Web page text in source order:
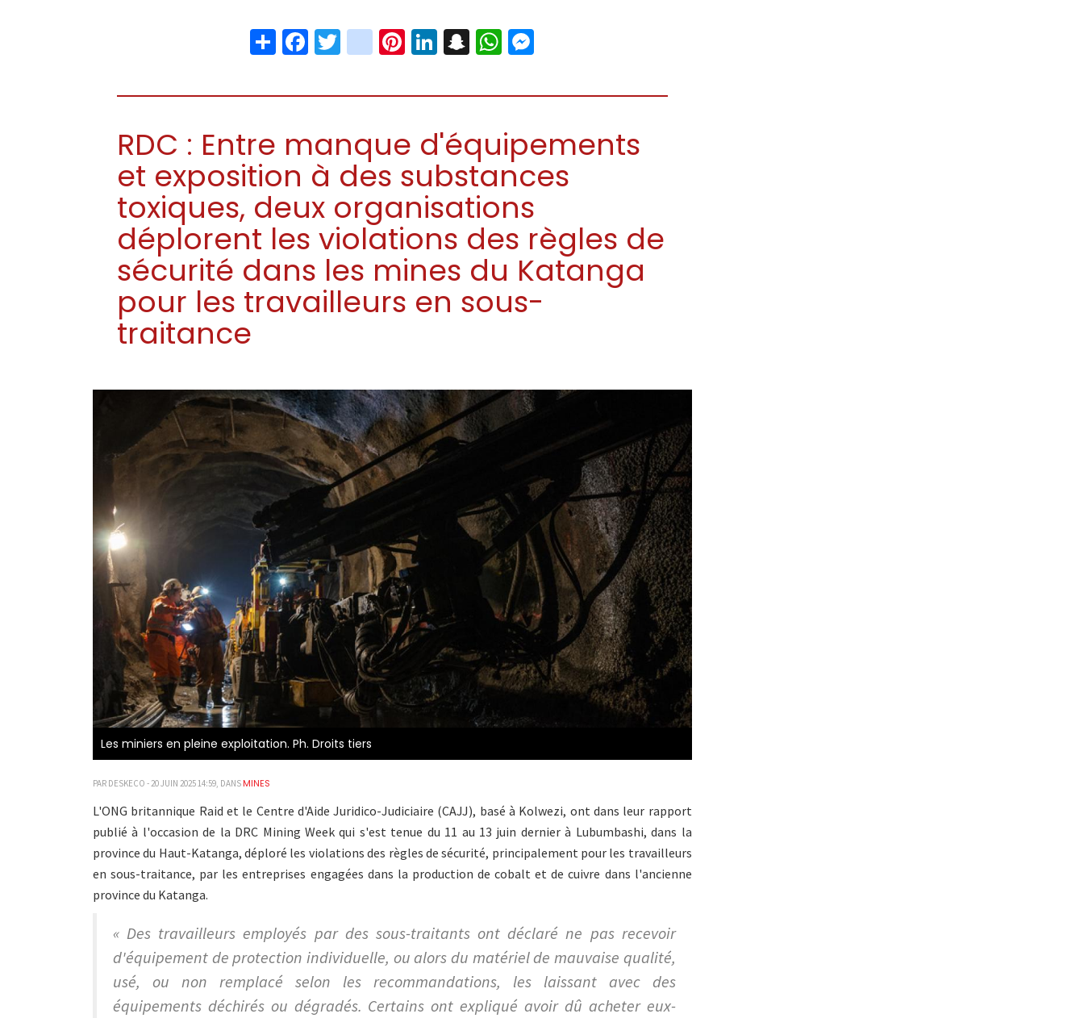
ShareFacebook
Twitter
instagram
Pinterest
LinkedIn
Snapchat
WhatsApp
RDC : Entre manque d'équipements
et exposition à des substances
toxiques, deux organisations
déplorent les violations des règles de
sécurité dans les mines du Katanga
pour les travailleurs en sous-
traitance
Les miniers en pleine exploitation. Ph. Droits tiers
PAR DESKECO - 20 JUIN 2025 14:59, DANS MINES
L'ONG britannique Raid et le Centre d'Aide Juridico-Judiciaire (CAJJ), basé à Kolwezi, ont dans leur rapport
publié à l'occasion de la DRC Mining Week qui s'est tenue du 11 au 13 juin dernier à Lubumbashi, dans la
province du Haut-Katanga, déploré les violations des règles de sécurité, principalement pour les travailleurs
en sous-traitance, par les entreprises engagées dans la production de cobalt et de cuivre dans l'ancienne
province du Katanga.
« Des travailleurs employés par des sous-traitants ont déclaré ne pas recevoir
d'équipement de protection individuelle, ou alors du matériel de mauvaise qualité,
usé, ou non remplacé selon les recommandations, les laissant avec des
équipements déchirés ou dégradés. Certains ont expliqué avoir dû acheter eux-